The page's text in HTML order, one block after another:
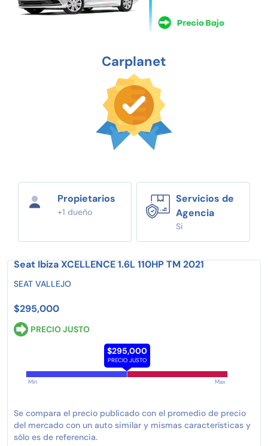
Carplanet
Propietarios
+1 dueño
Servicios de
Agencia
Si
Seat Ibiza XCELLENCE 1.6L 110HP TM 2021
SEAT VALLEJO
$295,000
PRECIO JUSTO
$295,000
PRECIO JUSTO
Min Max
Se compara el precio publicado con el promedio de precio
del mercado con un auto similar y mismas características y
sólo es de referencia.